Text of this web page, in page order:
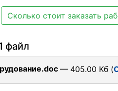
Сколько стоит заказать
файл
— 405.00 Кб (